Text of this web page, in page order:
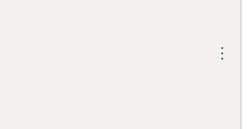
︙